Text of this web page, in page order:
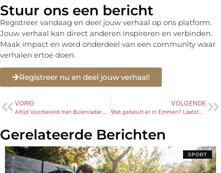
Stuur ons een bericht
Registreer vandaag en deel jouw verhaal op ons platform.
Jouw verhaal kan direct anderen inspireren en verbinden.
Maak impact en word onderdeel van een community waar
verhalen ertoe doen.
Registreer nu en deel jouw verhaal!
VORIG
Altijd Voorbereid met Buienradar Emmen
VOLGENDE
Wat gebeurt er in Emmen? Laatste Nieuws en Ontwikkelingen
Gerelateerde Berichten
SPORT